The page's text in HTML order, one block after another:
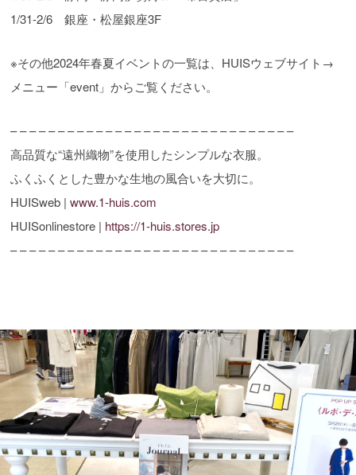
1/31-2/6 銀座・松屋銀座3F
※その他2024年春夏イベントの一覧は、HUISウェブサイト→
メニュー「event」からご覧ください。
– – – – – – – – – – – – – – – – – – – – – – – – – – – – – –
高品質な“遠州織物”を使用したシンプルな衣服。
ふくふくとした豊かな生地の風合いを大切に。
HUISweb |www.1-huis.com
HUISonlinestore | https://1-huis.stores.jp
– – – – – – – – – – – – – – – – – – – – – – – – – – – – – –